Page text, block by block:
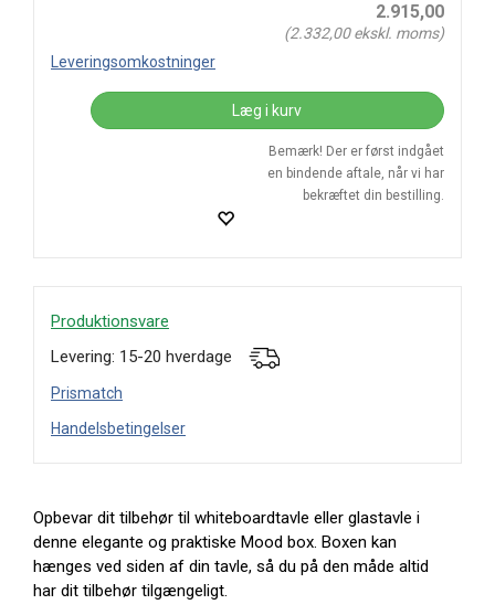
2.915,00
(2.332,00ekskl. moms)
Leveringsomkostninger
Læg i kurv
Bemærk! Der er først indgået
en bindende aftale, når vi har
bekræftet din bestilling.
Produktionsvare
Levering: 15-20 hverdage
Prismatch
Handelsbetingelser
Opbevar dit tilbehør til whiteboardtavle eller glastavle i
denne elegante og praktiske Mood box. Boxen kan
hænges ved siden af din tavle, så du på den måde altid
har dit tilbehør tilgængeligt.